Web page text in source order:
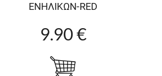
ΕΝΗΛΙΚΩΝ-RED
9.90 €